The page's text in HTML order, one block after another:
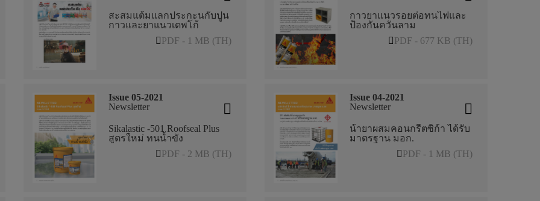
สะสมแต้มแลกประกะนกับปูน
กาวและยาแนวเดพโก้
PDF - 1 MB (TH)
Issue 05-2021
Newsletter
Sikalastic -501 Roofseal Plus
สูตรใหม่ ทนน้ำขัง
PDF - 2 MB (TH)
กาวยาแนวรอยต่อทนไฟและ
ป้องกันควันลาม
PDF - 677 KB (TH)
Issue 04-2021
Newsletter
น้ายาผสมคอนกรีตซิก้า ได้รับ
มาตรฐาน มอก.
PDF - 1 MB (TH)